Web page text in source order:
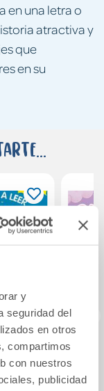
y
seguridad del
en otros
compartimos
con nuestros
publicidad
en una letra o
atractiva y
que
en su
leer en
de
11 -